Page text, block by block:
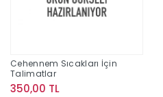
Cehennem Sıcakları İçin
Talimatlar
350,00 TL